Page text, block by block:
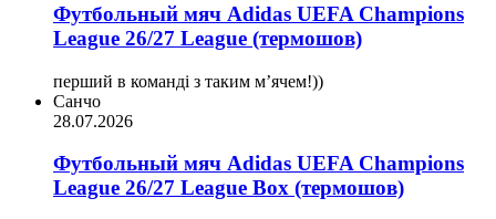
Футбольный мяч Adidas UEFA Champions
League 26/27 League (термошов)
перший в команді з таким мʼячем!))
Санчо
28.07.2026
Футбольный мяч Adidas UEFA Champions
League 26/27 League Box (термошов)